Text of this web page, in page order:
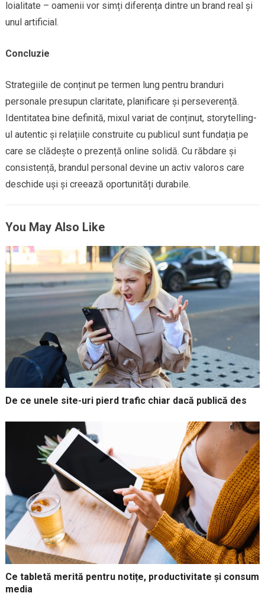
loialitate – oamenii vor simți diferența dintre un brand real și
unul artificial.
Concluzie
Strategiile de conținut pe termen lung pentru branduri
personale presupun claritate, planificare și perseverență.
Identitatea bine definită, mixul variat de conținut, storytelling-
ul autentic și relațiile construite cu publicul sunt fundația pe
care se clădește o prezență online solidă. Cu răbdare și
consistență, brandul personal devine un activ valoros care
deschide uși și creează oportunități durabile.
You May Also Like
De ce unele site-uri pierd trafic chiar dacă publică des
Ce tabletă merită pentru notițe, productivitate și consum
media